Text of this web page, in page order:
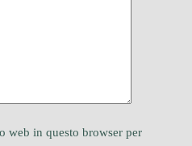
web in questo browser per